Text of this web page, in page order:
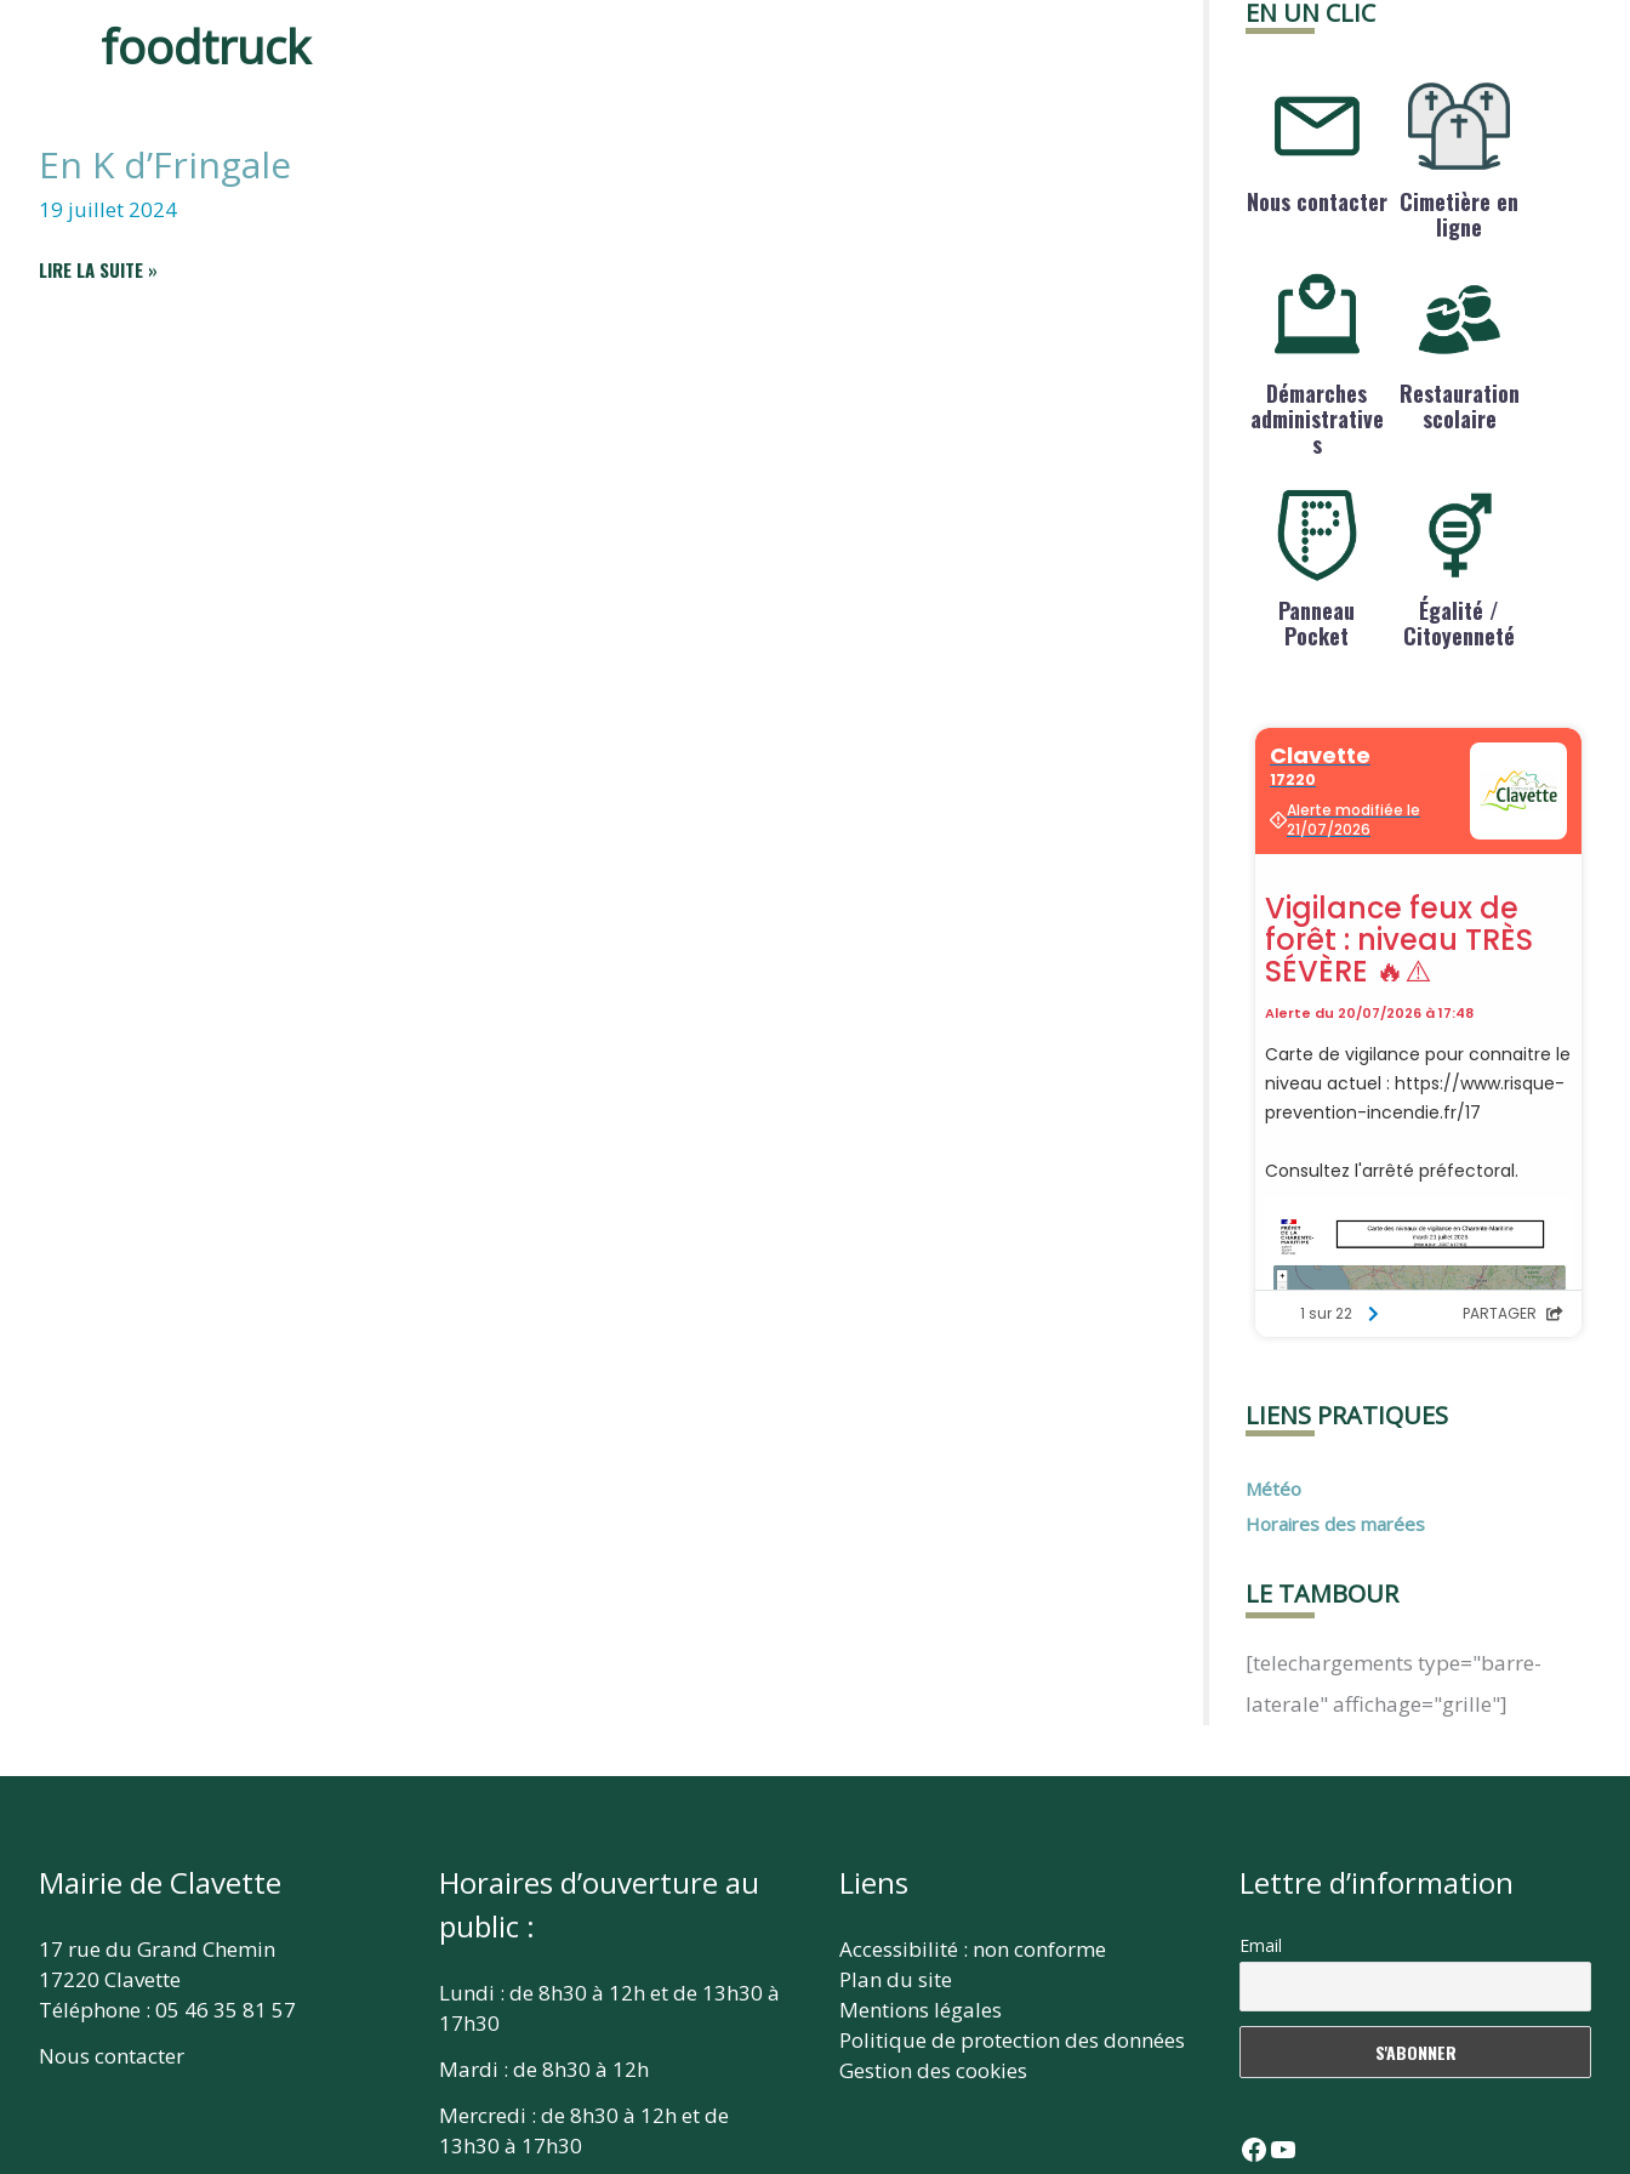
foodtruck
En K d’Fringale
19 juillet 2024
EN
LIRE LA SUITE »
EN UN CLIC
Nous contacter Cimetière en
ligne
Démarches
administrative
s
Restauration
scolaire
Panneau
Pocket
Égalité /
Citoyenneté
LIENS PRATIQUES
Météo
Horaires des marées
LE TAMBOUR
[telechargements type="barre-
laterale" affichage="grille"]
Mairie de Clavette
17 rue du Grand Chemin
17220 Clavette
Téléphone : 05 46 35 81 57
Nous contacter
Horaires d’ouverture au
public :
Lundi : de 8h30 à 12h et de 13h30 à
17h30
Mardi : de 8h30 à 12h
Mercredi : de 8h30 à 12h et de
13h30 à 17h30
Liens
Accessibilité : non conforme
Plan du site
Mentions légales
Politique de protection des données
Gestion des cookies
Lettre d’information
Email
Facebook
YouTube